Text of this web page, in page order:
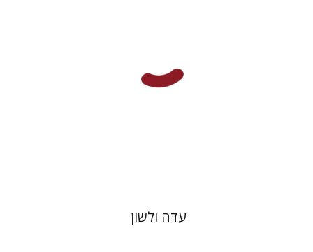
עדה ולשון